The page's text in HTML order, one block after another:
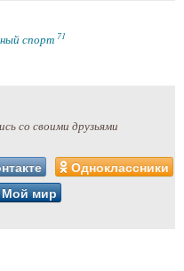
спорт 71
со своими друзьями
Одноклассники
Мой мир